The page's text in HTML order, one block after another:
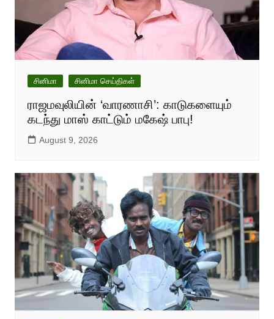
சினிமா சினிமா செய்திகள்
ராஜமவுலியின் ‘வாரணாசி’: காடுகளையும்
கடந்து மாஸ் காட்டும் மகேஷ் பாபு!
August 9, 2026